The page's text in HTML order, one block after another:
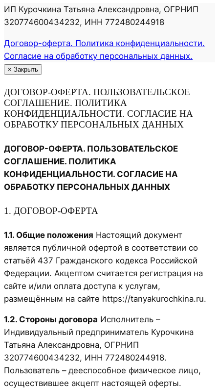
ИП Курочкина Татьяна Александровна, ОГРНИП
320774600434232, ИНН 772480244918
Договор-оферта. Политика конфиденциальности.
Согласие на обработку персональных данных.
× Закрыть
ДОГОВОР-ОФЕРТА. ПОЛЬЗОВАТЕЛЬСКОЕ
СОГЛАШЕНИЕ. ПОЛИТИКА
КОНФИДЕНЦИАЛЬНОСТИ. СОГЛАСИЕ НА
ОБРАБОТКУ ПЕРСОНАЛЬНЫХ ДАННЫХ
ДОГОВОР-ОФЕРТА. ПОЛЬЗОВАТЕЛЬСКОЕ
СОГЛАШЕНИЕ. ПОЛИТИКА
КОНФИДЕНЦИАЛЬНОСТИ. СОГЛАСИЕ НА
ОБРАБОТКУ ПЕРСОНАЛЬНЫХ ДАННЫХ
1. ДОГОВОР-ОФЕРТА
1.1. Общие положения Настоящий документ
является публичной офертой в соответствии со
статьёй 437 Гражданского кодекса Российской
Федерации. Акцептом считается регистрация на
сайте и/или оплата доступа к услугам,
размещённым на сайте https://tanyakurochkina.ru.
1.2. Стороны договора Исполнитель –
Индивидуальный предприниматель Курочкина
Татьяна Александровна, ОГРНИП
320774600434232, ИНН 772480244918.
Пользователь – дееспособное физическое лицо,
осуществившее акцепт настоящей оферты.